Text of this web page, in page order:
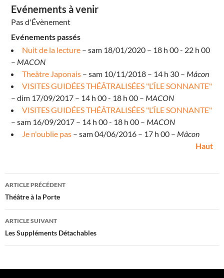
Evénements à venir
Pas d'Évènement
Evénements passés
Nuit de la lecture – sam 18/01/2020 – 18 h 00 - 22 h 00
– MACON
Theâtre Japonais – sam 10/11/2018 – 14 h 30 – Mâcon
VISITES GUIDÉES THÉÂTRALISÉES "L’ÎLE SONNANTE"
– dim 17/09/2017 – 14 h 00 - 18 h 00 – MACON
VISITES GUIDÉES THÉÂTRALISÉES "L’ÎLE SONNANTE"
– sam 16/09/2017 – 14 h 00 - 18 h 00 – MACON
Je n'oublie pas – sam 04/06/2016 – 17 h 00 – Mâcon
Haut
м
к
Navigation
des
articles
ARTICLE PRÉCÉDENT
Théâtre à la Porte
ARTICLE SUIVANT
Les Suppléments Détachables